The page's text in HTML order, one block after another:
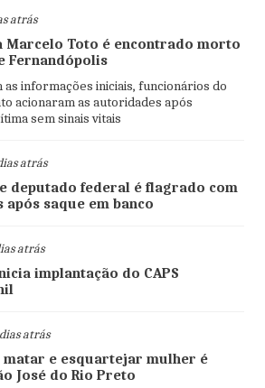
atrás
Marcelo Toto é encontrado morto
Fernandópolis
as informações iniciais, funcionários do
acionaram as autoridades após
sem sinais vitais
atrás
deputado federal é flagrado com
após saque em banco
atrás
implantação do CAPS
atrás
matar e esquartejar mulher é
José do Rio Preto